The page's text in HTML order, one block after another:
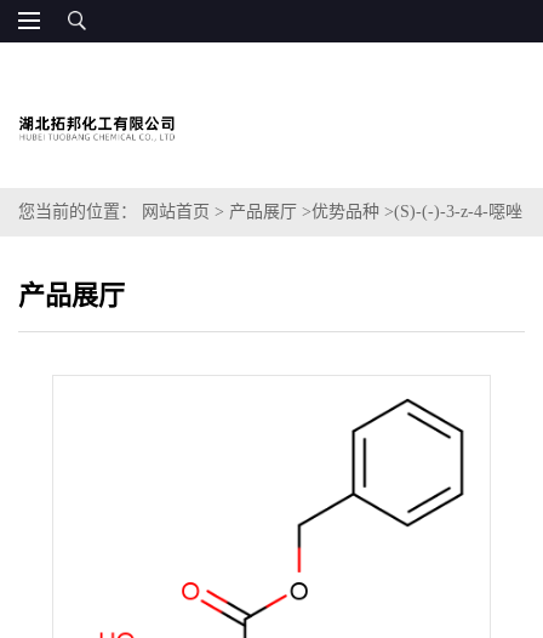
您当前的位置： 网站首页 > 产品展厅 >优势品种 >(S)-(-)-3-z-4-噁唑
产品展厅